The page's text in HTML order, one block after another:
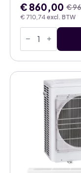
€ 710,74 excl. BTW
€
prijs
was:
€ 960,00.
€ 860,00
Huidige
prijs
€ 860,00.
Gree
GWHD-
NK6LO
5,0kW
airco
multisplit
buitenunit
aantal